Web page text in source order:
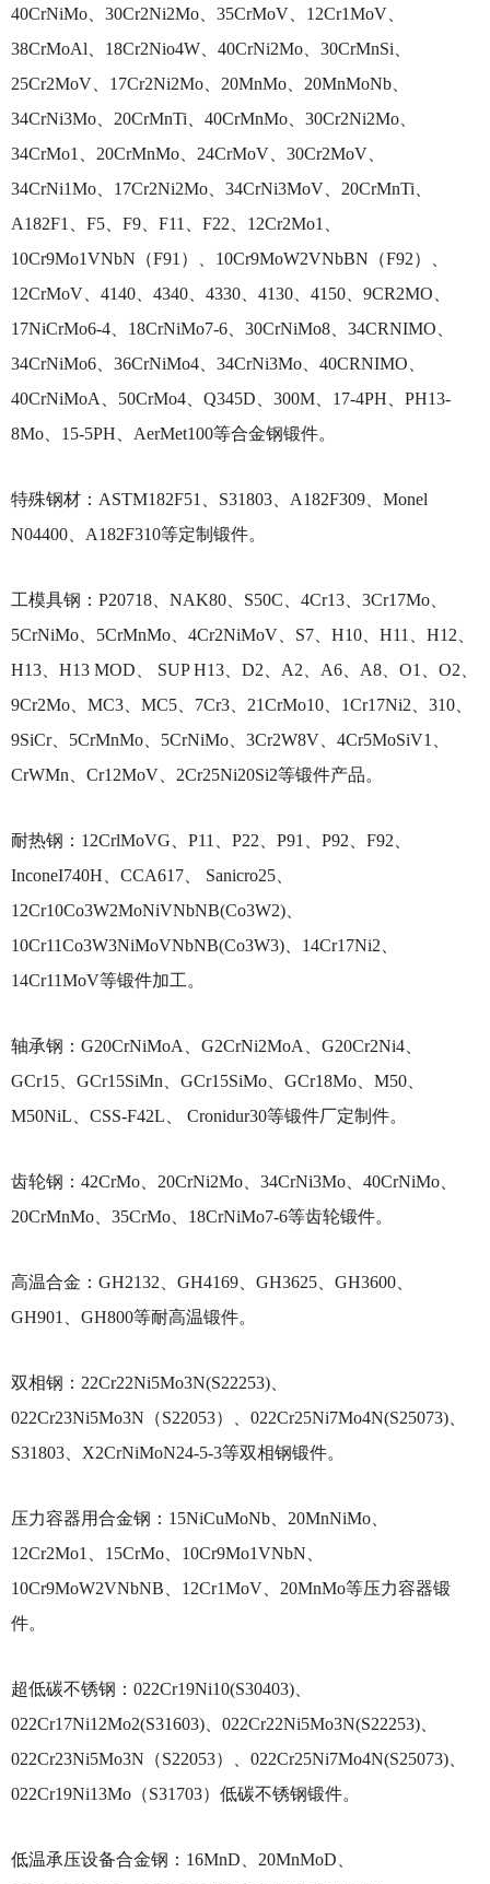
40CrNiMo、30Cr2Ni2Mo、35CrMoV、12Cr1MoV、
38CrMoAl、18Cr2Nio4W、40CrNi2Mo、30CrMnSi、
25Cr2MoV、17Cr2Ni2Mo、20MnMo、20MnMoNb、
34CrNi3Mo、20CrMnTi、40CrMnMo、30Cr2Ni2Mo、
34CrMo1、20CrMnMo、24CrMoV、30Cr2MoV、
34CrNi1Mo、17Cr2Ni2Mo、34CrNi3MoV、20CrMnTi、
A182F1、F5、F9、F11、F22、12Cr2Mo1、
10Cr9Mo1VNbN（F91）、10Cr9MoW2VNbBN（F92）、
12CrMoV、4140、4340、4330、4130、4150、9CR2MO、
17NiCrMo6-4、18CrNiMo7-6、30CrNiMo8、34CRNIMO、
34CrNiMo6、36CrNiMo4、34CrNi3Mo、40CRNIMO、
40CrNiMoA、50CrMo4、Q345D、300M、17-4PH、PH13-
8Mo、15-5PH、AerMet100等合金钢锻件。
特殊钢材：ASTM182F51、S31803、A182F309、Monel
N04400、A182F310等定制锻件。
工模具钢：P20718、NAK80、S50C、4Cr13、3Cr17Mo、
5CrNiMo、5CrMnMo、4Cr2NiMoV、S7、H10、H11、H12、
H13、H13 MOD、 SUP H13、D2、A2、A6、A8、O1、O2、
9Cr2Mo、MC3、MC5、7Cr3、21CrMo10、1Cr17Ni2、310、
9SiCr、5CrMnMo、5CrNiMo、3Cr2W8V、4Cr5MoSiV1、
CrWMn、Cr12MoV、2Cr25Ni20Si2等锻件产品。
耐热钢：12CrlMoVG、P11、P22、P91、P92、F92、
InconeI740H、CCA617、 Sanicro25、
12Cr10Co3W2MoNiVNbNB(Co3W2)、
10Cr11Co3W3NiMoVNbNB(Co3W3)、14Cr17Ni2、
14Cr11MoV等锻件加工。
轴承钢：G20CrNiMoA、G2CrNi2MoA、G20Cr2Ni4、
GCr15、GCr15SiMn、GCr15SiMo、GCr18Mo、M50、
M50NiL、CSS-F42L、 Cronidur30等锻件厂定制件。
齿轮钢：42CrMo、20CrNi2Mo、34CrNi3Mo、40CrNiMo、
20CrMnMo、35CrMo、18CrNiMo7-6等齿轮锻件。
高温合金：GH2132、GH4169、GH3625、GH3600、
GH901、GH800等耐高温锻件。
双相钢：22Cr22Ni5Mo3N(S22253)、
022Cr23Ni5Mo3N（S22053）、022Cr25Ni7Mo4N(S25073)、
S31803、X2CrNiMoN24-5-3等双相钢锻件。
压力容器用合金钢：15NiCuMoNb、20MnNiMo、
12Cr2Mo1、15CrMo、10Cr9Mo1VNbN、
10Cr9MoW2VNbNB、12Cr1MoV、20MnMo等压力容器锻
件。
超低碳不锈钢：022Cr19Ni10(S30403)、
022Cr17Ni12Mo2(S31603)、022Cr22Ni5Mo3N(S22253)、
022Cr23Ni5Mo3N（S22053）、022Cr25Ni7Mo4N(S25073)、
022Cr19Ni13Mo（S31703）低碳不锈钢锻件。
低温承压设备合金钢：16MnD、20MnMoD、